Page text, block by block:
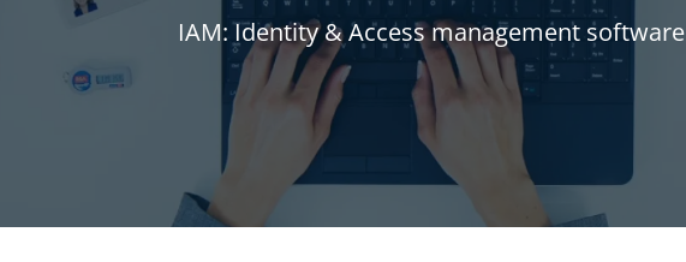
IAM: Identity & Access management software